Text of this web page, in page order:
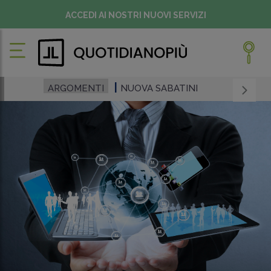
ACCEDI AI NOSTRI NUOVI SERVIZI
ARGOMENTI NUOVA SABATINI